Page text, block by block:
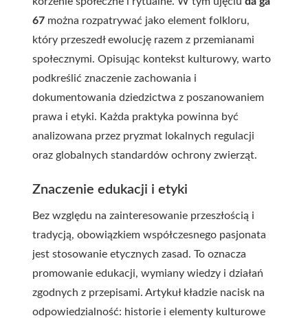
67 można rozpatrywać jako element folkloru,
który przeszedł ewolucję razem z przemianami
społecznymi. Opisując kontekst kulturowy, warto
podkreślić znaczenie zachowania i
dokumentowania dziedzictwa z poszanowaniem
prawa i etyki. Każda praktyka powinna być
analizowana przez pryzmat lokalnych regulacji
oraz globalnych standardów ochrony zwierząt.
Znaczenie edukacji i etyki
Bez względu na zainteresowanie przeszłością i
tradycją, obowiązkiem współczesnego pasjonata
jest stosowanie etycznych zasad. To oznacza
promowanie edukacji, wymiany wiedzy i działań
zgodnych z przepisami. Artykuł kładzie nacisk na
odpowiedzialność: historie i elementy kulturowe